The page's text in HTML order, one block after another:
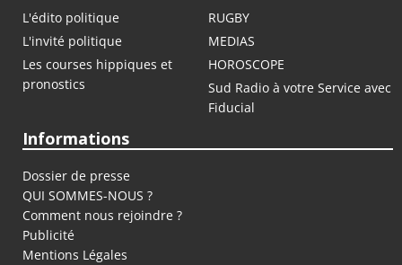
L'édito politique
RUGBY
L'invité politique
MEDIAS
Les courses hippiques et
pronostics
HOROSCOPE
Sud Radio à votre Service avec
Fiducial
Informations
Dossier de presse
QUI SOMMES-NOUS ?
Comment nous rejoindre ?
Publicité
Mentions Légales